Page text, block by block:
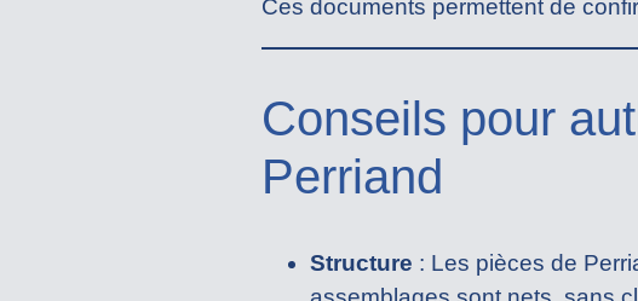
Ces documents permettent de
Conseils pour
Perriand
Structure : Les pièces de